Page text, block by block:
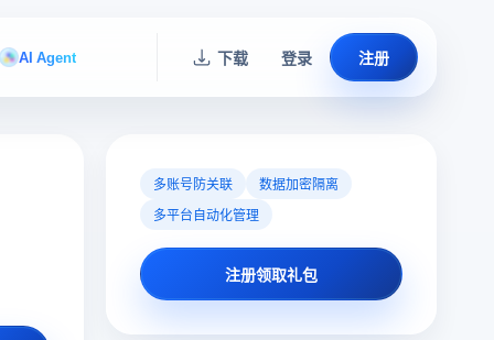
AI Agent 下载 登录 注册
多账号防关联
数据加密隔离
多平台自动化管理
注册领取礼包